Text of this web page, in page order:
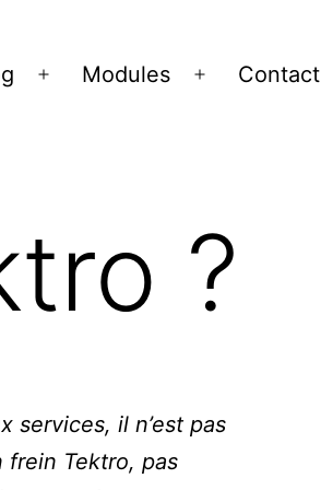
Ouvrir
Modules
Ouvrir
Contact
?
services, il n’est pas
frein Tektro, pas